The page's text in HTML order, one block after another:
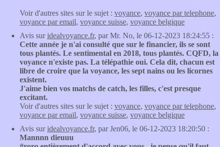
Voir d'autres sites sur le sujet : voyance, voyance par telephone,
voyance par email, voyance suisse, voyance belgique
Avis suridealvoyance.fr, par Mr. No, le 06-12-2023 18:24:55 :
Cette année je n'ai consulté que sur le financier, ils se sont
tous plantés. Le sentimental en 2018, tous plantés. CQFD, la
voyance n'existe pas. La télépathie oui. Cela dit, chacun est
libre de croire que la voyance, les sept nains ou les licornes
existent.
J'aime bien vos matchs de catch, les filles, c'est presque
excitant.
Voir d'autres sites sur le sujet : voyance, voyance par telephone,
voyance par email, voyance suisse, voyance belgique
Avis suridealvoyance.fr, par Jen06, le 06-12-2023 18:20:50 :
Mannnn dieuuu